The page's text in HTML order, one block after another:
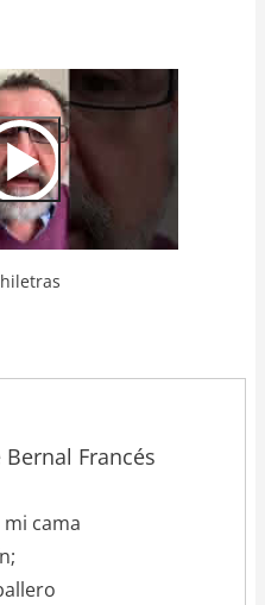
Video
Url
Francés
cama